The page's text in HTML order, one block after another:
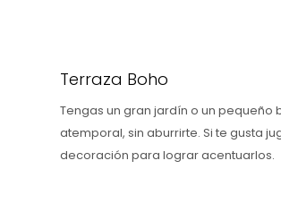
Terraza Boho
Tengas un gran jardín o un
atemporal, sin aburrirte. Si te gusta
decoración para lograr acentuarlos.